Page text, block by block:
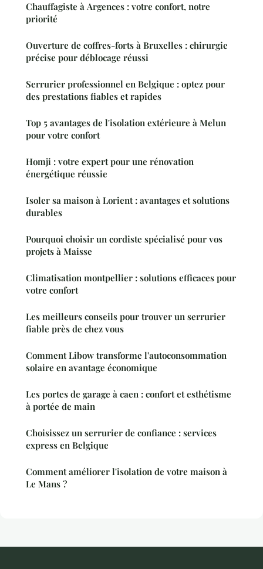
Chauffagiste à Argences : votre confort, notre
priorité
Ouverture de coffres-forts à Bruxelles : chirurgie
précise pour déblocage réussi
Serrurier professionnel en Belgique : optez pour
des prestations fiables et rapides
Top 5 avantages de l'isolation extérieure à Melun
pour votre confort
Homji : votre expert pour une rénovation
énergétique réussie
Isoler sa maison à Lorient : avantages et solutions
durables
Pourquoi choisir un cordiste spécialisé pour vos
projets à Maisse
Climatisation montpellier : solutions efficaces pour
votre confort
Les meilleurs conseils pour trouver un serrurier
fiable près de chez vous
Comment Libow transforme l'autoconsommation
solaire en avantage économique
Les portes de garage à caen : confort et esthétisme
à portée de main
Choisissez un serrurier de confiance : services
express en Belgique
Comment améliorer l'isolation de votre maison à
Le Mans ?